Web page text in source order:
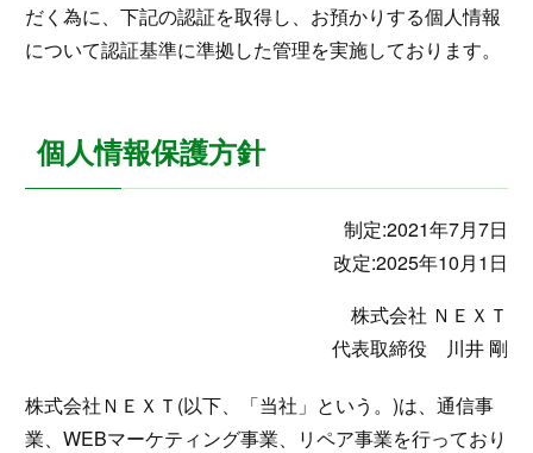
だく為に、下記の認証を取得し、お預かりする個人情報
について認証基準に準拠した管理を実施しております。
個人情報保護方針
制定:2021年7月7日
改定:2025年10月1日
株式会社 ＮＥＸＴ
代表取締役 川井 剛
株式会社ＮＥＸＴ(以下、「当社」という。)は、通信事
業、WEBマーケティング事業、リペア事業を行っており